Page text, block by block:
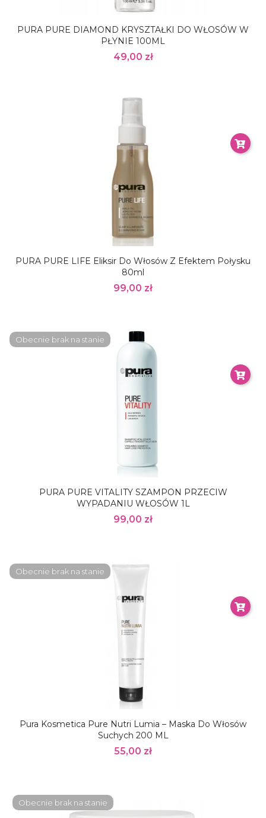
PURA PURE DIAMOND KRYSZTAŁKI DO WŁOSÓW W
PŁYNIE 100ML
49,00 zł
PURA PURE LIFE Eliksir Do Włosów Z Efektem Połysku
80ml
99,00 zł
PURA PURE VITALITY SZAMPON PRZECIW
WYPADANIU WŁOSÓW 1L
99,00 zł
Obecnie brak na stanie
Pura Kosmetica Pure Nutri Lumia – Maska Do Włosów
Suchych 200 ML
55,00 zł
Obecnie brak na stanie
Obecnie brak na stanie